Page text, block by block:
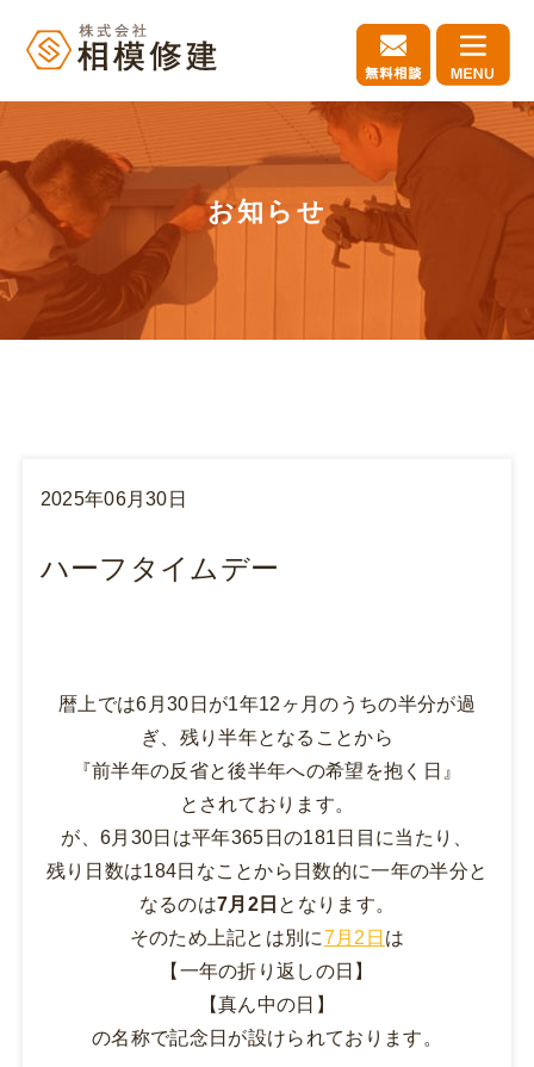
お知らせ
2025年06月30日
ハーフタイムデー
暦上では6月30日が1年12ヶ月のうちの半分が過
ぎ、残り半年となることから
『前半年の反省と後半年への希望を抱く日』
とされております。
が、6月30日は平年365日の181日目に当たり、
残り日数は184日なことから 日数的に一年の半分と
なるのは7月2日 となります。
そのため上記とは別に7月2日 は
【一年の折り返しの日】
【真ん中の日】
の名称で記念日が設けられております。